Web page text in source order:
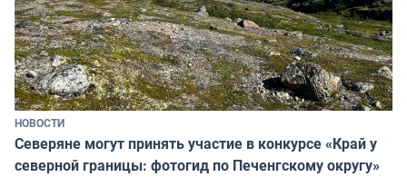
НОВОСТИ
Северяне могут принять участие в конкурсе «Край у
северной границы: фотогид по Печенгскому округу»